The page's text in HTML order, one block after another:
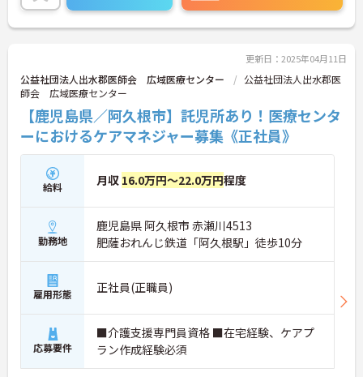
更新日：2025年04月11日
公益社団法人出水郡医師会 広域医療センター
公益社団法人出水郡医
師会 広域医療センター
【鹿児島県／阿久根市】託児所あり！医療センタ
ーにおけるケアマネジャー募集《正社員》
給料 月収 16.0万円～22.0万円程度
勤務地
鹿児島県 阿久根市 赤瀬川4513
肥薩おれんじ鉄道「阿久根駅」徒歩10分
雇用形態 正社員(正職員)
応募要件
■介護支援専門員資格 ■在宅経験、ケアプ
ラン作成経験必須